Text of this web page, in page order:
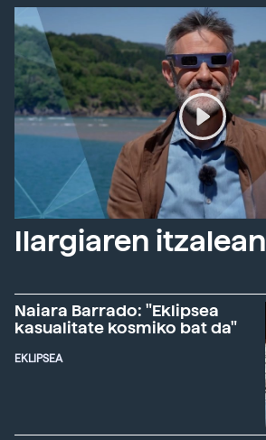
Ilargiaren itzalean
Naiara Barrado: "Eklipsea
kasualitate kosmiko bat da"
EKLIPSEA